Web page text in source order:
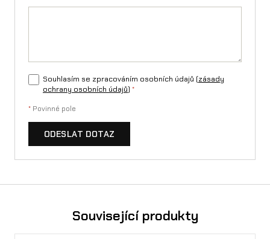
Souhlasím se zpracováním osobních údajů (zásady
ochrany osobních údajů) *
* Povinné pole
ODESLAT DOTAZ
Související produkty